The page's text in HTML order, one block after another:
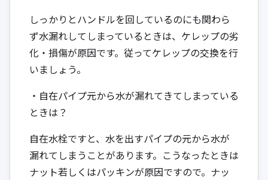
しっかりとハンドルを回しているのにも関わら
ず水漏れしてしまっているときは、ケレップの劣
化・損傷が原因です。従ってケレップの交換を行
いましょう。
・自在パイプ元から水が漏れてきてしまっている
ときは？
自在水栓ですと、水を出すパイプの元から水が
漏れてしまうことがあります。こうなったときは
ナット若しくはパッキンが原因ですので。ナッ